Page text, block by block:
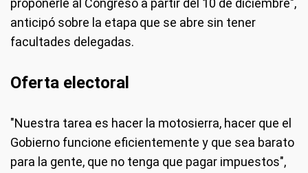
proponerle al Congreso a partir del 10 de diciembre",
anticipó sobre la etapa que se abre sin tener
facultades delegadas.
Oferta electoral
"Nuestra tarea es hacer la motosierra, hacer que el
Gobierno funcione eficientemente y que sea barato
para la gente, que no tenga que pagar impuestos",